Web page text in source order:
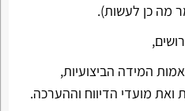
מה כן לעשות).
המידה הביצועיות,
מועדי הדיווח וההערכה.